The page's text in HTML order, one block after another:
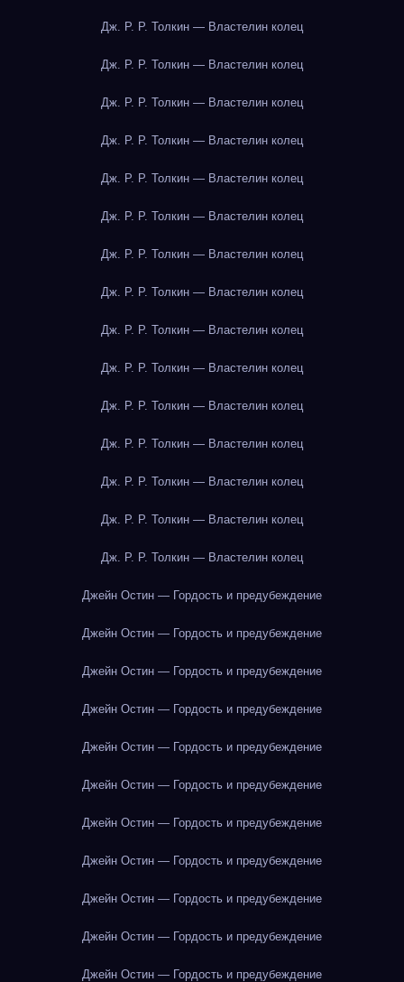
Дж. Р. Р. Толкин — Властелин колец
Дж. Р. Р. Толкин — Властелин колец
Дж. Р. Р. Толкин — Властелин колец
Дж. Р. Р. Толкин — Властелин колец
Дж. Р. Р. Толкин — Властелин колец
Дж. Р. Р. Толкин — Властелин колец
Дж. Р. Р. Толкин — Властелин колец
Дж. Р. Р. Толкин — Властелин колец
Дж. Р. Р. Толкин — Властелин колец
Дж. Р. Р. Толкин — Властелин колец
Дж. Р. Р. Толкин — Властелин колец
Дж. Р. Р. Толкин — Властелин колец
Дж. Р. Р. Толкин — Властелин колец
Дж. Р. Р. Толкин — Властелин колец
Дж. Р. Р. Толкин — Властелин колец
Джейн Остин — Гордость и предубеждение
Джейн Остин — Гордость и предубеждение
Джейн Остин — Гордость и предубеждение
Джейн Остин — Гордость и предубеждение
Джейн Остин — Гордость и предубеждение
Джейн Остин — Гордость и предубеждение
Джейн Остин — Гордость и предубеждение
Джейн Остин — Гордость и предубеждение
Джейн Остин — Гордость и предубеждение
Джейн Остин — Гордость и предубеждение
Джейн Остин — Гордость и предубеждение